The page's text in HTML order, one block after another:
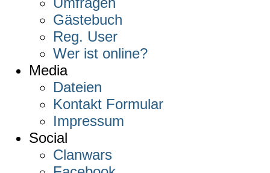
Gästebuch
Reg. User
Wer ist online?
Media
Dateien
Kontakt Formular
Impressum
Social
Clanwars